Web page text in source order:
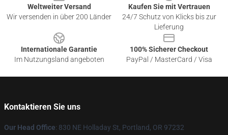
Weltweiter Versand
Wir versenden in über 200 Länder
Kaufen Sie mit Vertrauen
24/7 Schutz von Klicks bis zur
Lieferung
Internationale Garantie
Im Nutzungsland angeboten
100% Sicherer Checkout
PayPal / MasterCard / Visa
Kontaktieren Sie uns
Our Head Office: 830 NE Holladay St, Portland, OR 97232